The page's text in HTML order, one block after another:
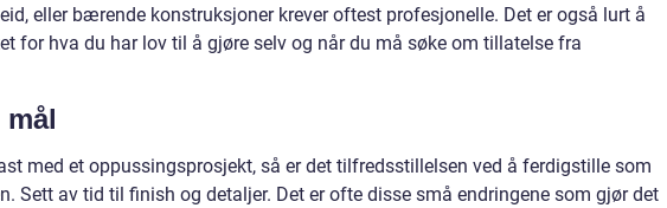
eller bærende konstruksjoner krever oftest profesjonelle. Det er også lurt å
for hva du har lov til å gjøre selv og når du må søke om tillatelse fra
med et oppussingsprosjekt, så er det tilfredsstillelsen ved å ferdigstille som
Sett av tid til finish og detaljer. Det er ofte disse små endringene som gjør det